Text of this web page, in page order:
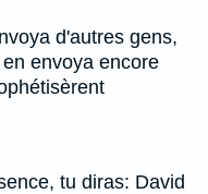
d'autres gens,
envoya encore
tu diras: David